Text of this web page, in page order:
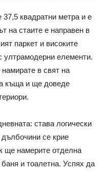
квадратни метра и е
на стаите е направен в
паркет и високите
ултрамодерни елементи.
в свят на
къща и ще доведе
става логически
се крие
ще намерите отделна
и тоалетна. Успях да